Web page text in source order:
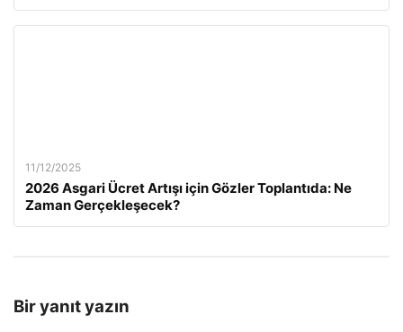
11/12/2025
2026 Asgari Ücret Artışı için Gözler Toplantıda: Ne
Zaman Gerçekleşecek?
Bir yanıt yazın